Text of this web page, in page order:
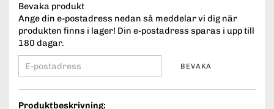
Bevaka produkt
Ange din e-postadress nedan så meddelar vi dig när
produkten finns i lager! Din e-postadress sparas i upp till
180 dagar.
BEVAKA
Produktbeskrivning: